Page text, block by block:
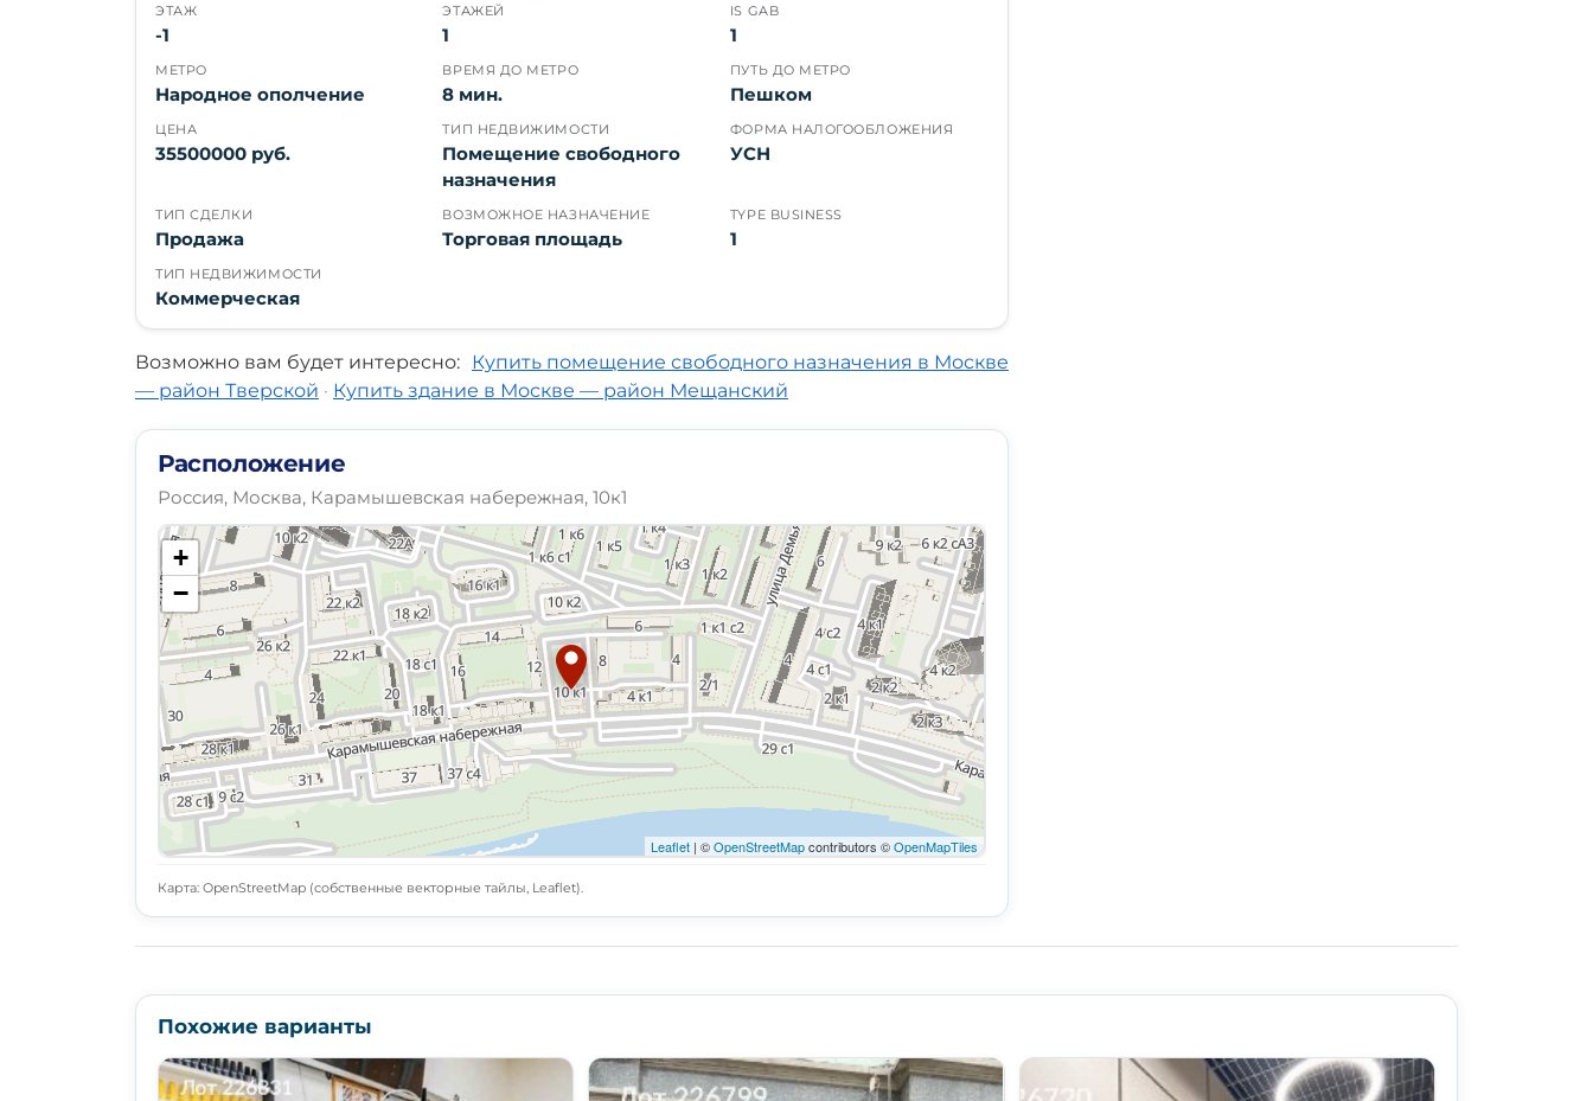
ЭТАЖ
-1
ЭТАЖЕЙ
1
IS GAB
1
МЕТРО
Народное ополчение
ВРЕМЯ ДО МЕТРО
8 мин.
ПУТЬ ДО МЕТРО
Пешком
ЦЕНА
35500000 руб.
ТИП НЕДВИЖИМОСТИ
Помещение свободного
назначения
ФОРМА НАЛОГООБЛОЖЕНИЯ
УСН
ТИП СДЕЛКИ
Продажа
ВОЗМОЖНОЕ НАЗНАЧЕНИЕ
Торговая площадь
TYPE BUSINESS
1
ТИП НЕДВИЖИМОСТИ
Коммерческая
Возможно вам будет интересно:
Купить помещение свободного назначения в Москве
— район Тверской · Купить здание в Москве — район Мещанский
Расположение
Россия, Москва, Карамышевская набережная, 10к1
+
−
Leaflet | ©OpenStreetMapcontributors ©OpenMapTiles
Карта: OpenStreetMap (собственные векторные тайлы, Leaflet).
Похожие варианты